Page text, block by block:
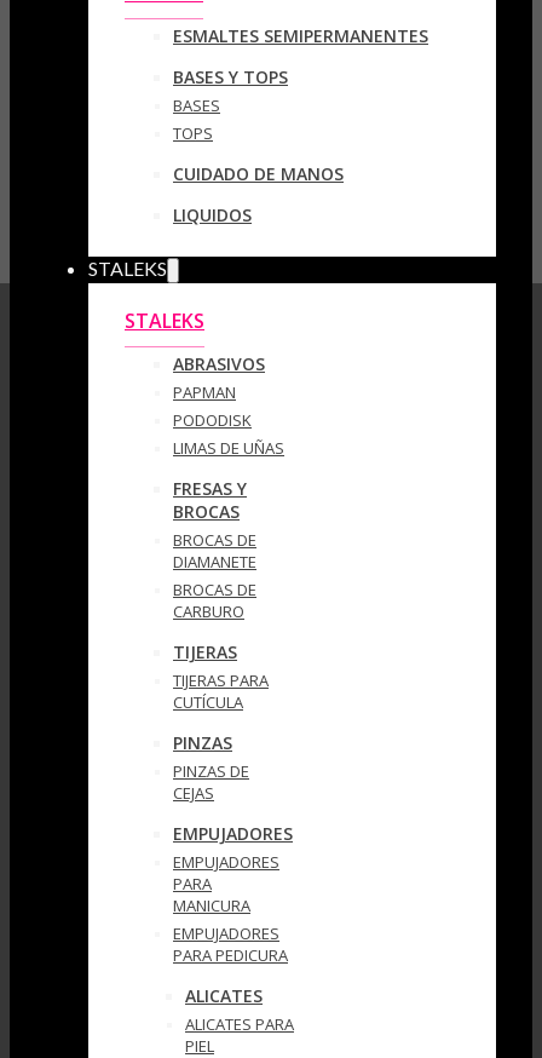
ESMALTES SEMIPERMANENTES
BASES Y TOPS
BASES
TOPS
CUIDADO DE MANOS
LIQUIDOS
STALEKS
STALEKS
ABRASIVOS
PAPMAN
PODODISK
LIMAS DE UÑAS
FRESAS Y
BROCAS
BROCAS DE
DIAMANETE
BROCAS DE
CARBURO
TIJERAS
TIJERAS PARA
CUTÍCULA
PINZAS
PINZAS DE
CEJAS
EMPUJADORES
EMPUJADORES
PARA
MANICURA
EMPUJADORES
PARA PEDICURA
ALICATES
ALICATES PARA
PIEL